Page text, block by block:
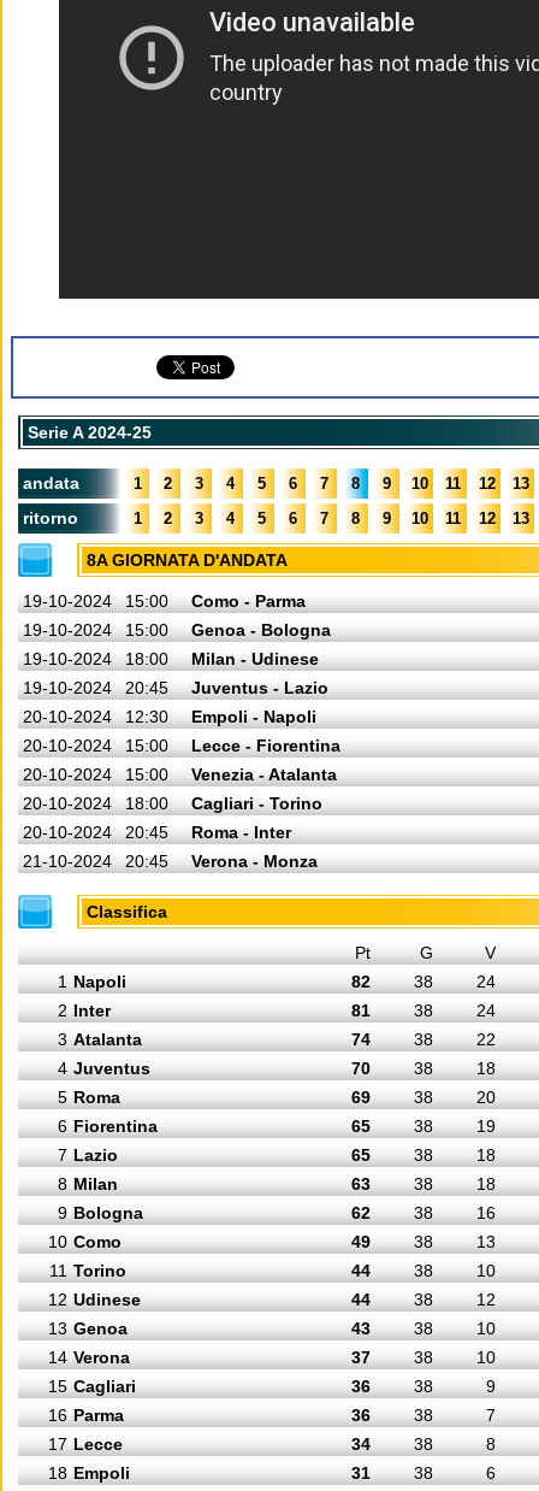
Serie A 2024-25
andata 1 2 3 4 5 6 7 8 9 10 11 12 13
ritorno 1 2 3 4 5 6 7 8 9 10 11 12 13
8A GIORNATA D'ANDATA
19-10-2024 15:00
Como - Parma
19-10-2024
15:00
Genoa - Bologna
19-10-2024
18:00
Milan - Udinese
19-10-2024
20:45
Juventus - Lazio
20-10-2024
12:30
Empoli - Napoli
20-10-2024
15:00
Lecce - Fiorentina
20-10-2024
15:00
Venezia - Atalanta
20-10-2024
18:00
Cagliari - Torino
20-10-2024
20:45
Roma - Inter
21-10-2024
20:45 Verona - Monza
Classifica
Pt G
V
1 Napoli 82 38
24
2 Inter 81 38
24
3 Atalanta 74 38
22
4 Juventus 70 38
18
5 Roma 69 38
20
6 Fiorentina 65 38
19
7 Lazio 65 38
18
8 Milan 63 38
18
9 Bologna 62 38
16
10 Como 49 38
13
11 Torino 44 38
10
12 Udinese 44 38
12
13 Genoa 43 38
10
14 Verona 37 38
10
15 Cagliari 36 38
9
16 Parma 36 38
7
17 Lecce 34 38
8
18 Empoli 31 38
6